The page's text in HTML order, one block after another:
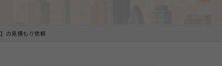
の見積もり依頼